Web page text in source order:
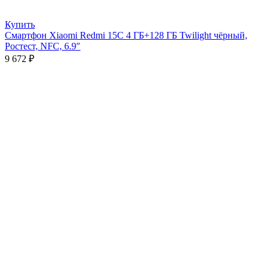
Купить
Смартфон Xiaomi Redmi 15C 4 ГБ+128 ГБ Twilight чёрный,
Ростест, NFC, 6.9″
9 672 ₽